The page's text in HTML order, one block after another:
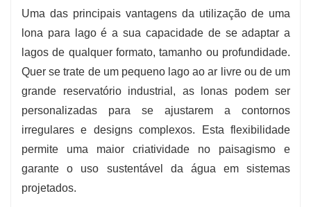
Uma das principais vantagens da utilização de uma
lona para lago é a sua capacidade de se adaptar a
lagos de qualquer formato, tamanho ou profundidade.
Quer se trate de um pequeno lago ao ar livre ou de um
grande reservatório industrial, as lonas podem ser
personalizadas para se ajustarem a contornos
irregulares e designs complexos. Esta flexibilidade
permite uma maior criatividade no paisagismo e
garante o uso sustentável da água em sistemas
projetados.